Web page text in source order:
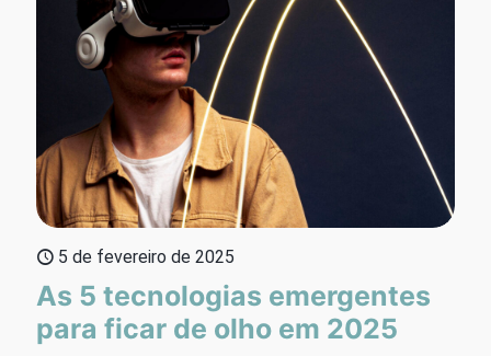
5 de fevereiro de 2025
As 5 tecnologias emergentes
para ficar de olho em 2025